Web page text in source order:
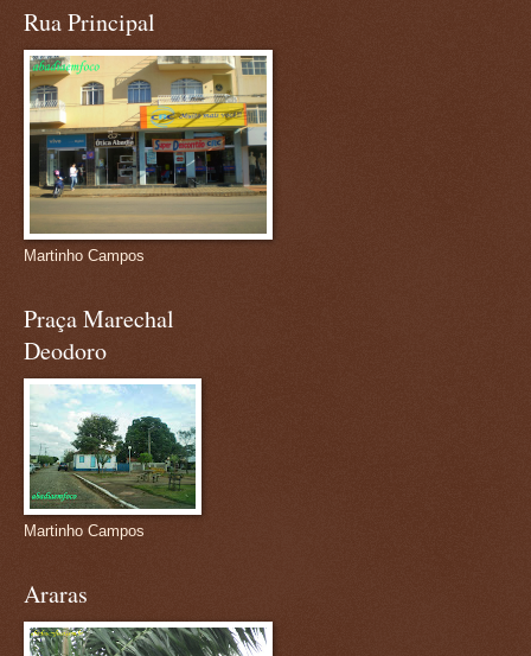
Rua Principal
Martinho Campos
Praça Marechal
Deodoro
Martinho Campos
Araras